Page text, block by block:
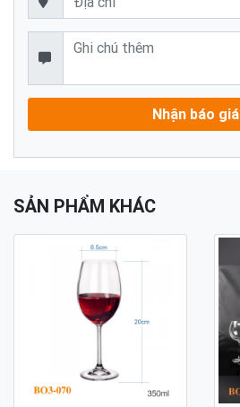
Nhận báo giá
SẢN PHẨM KHÁC